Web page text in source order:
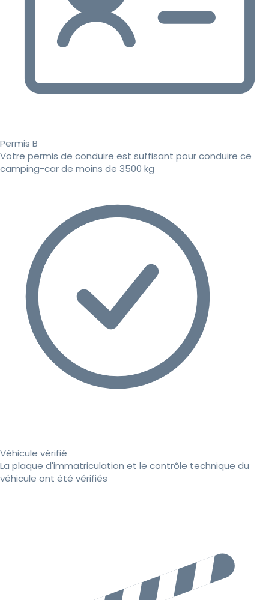
Permis B
Votre permis de conduire est suffisant pour conduire ce
camping-car de moins de 3500 kg
Véhicule vérifié
La plaque d'immatriculation et le contrôle technique du
véhicule ont été vérifiés